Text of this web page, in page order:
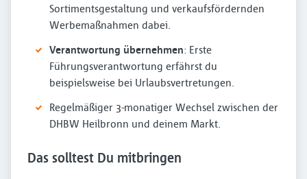
Sortimentsgestaltung und verkaufsfördernden
Werbemaßnahmen dabei.
Verantwortung übernehmen: Erste
Führungsverantwortung erfährst du
beispielsweise bei Urlaubsvertretungen.
Regelmäßiger 3-monatiger Wechsel zwischen der
DHBW Heilbronn und deinem Markt.
Das solltest Du mitbringen